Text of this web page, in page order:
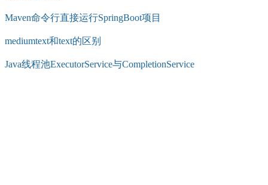
Maven命令行直接运行SpringBoot项目
mediumtext和text的区别
Java线程池ExecutorService与CompletionService